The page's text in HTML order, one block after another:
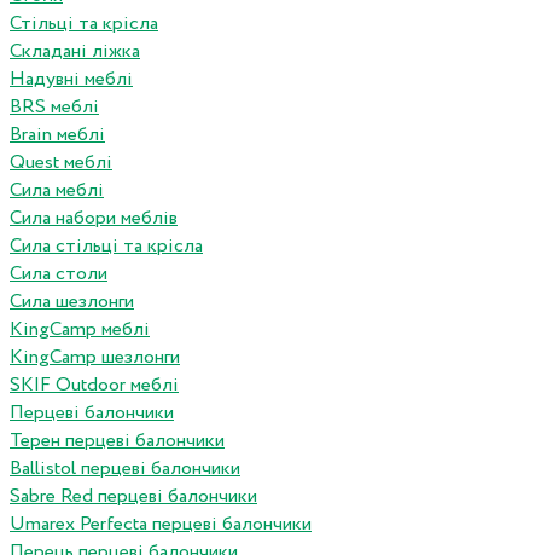
Стільці та крісла
Складані ліжка
Надувні меблі
BRS меблі
Brain меблі
Quest меблі
Сила меблі
Сила набори меблів
Сила стільці та крісла
Сила столи
Сила шезлонги
KingCamp меблі
KingCamp шезлонги
SKIF Outdoor меблі
Перцеві балончики
Терен перцеві балончики
Ballistol перцеві балончики
Sabre Red перцеві балончики
Umarex Perfecta перцеві балончики